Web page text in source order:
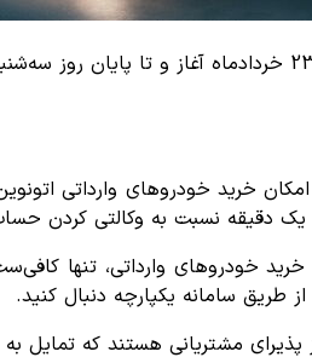
دقیقه نسبت به وکالتی کردن
طریق سامانه یکپارچه دنبال کنید.
مشتریانی هستند که